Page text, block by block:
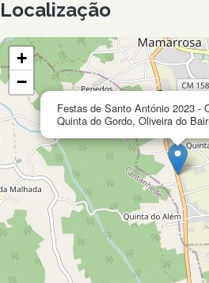
Localização
Festas de Santo António 2023 -
Quinta do Gordo, Oliveira do
+
−